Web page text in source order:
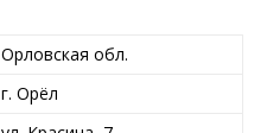
Орловская обл.
г. Орёл